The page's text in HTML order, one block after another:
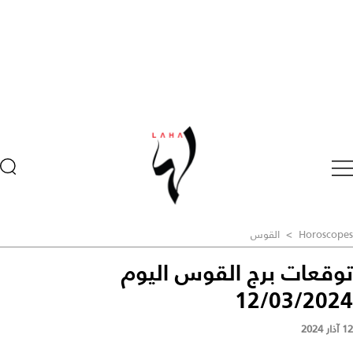
Horoscopes
> القوس
توقعات برج القوس اليوم
12/03/2024
12 آذار 2024